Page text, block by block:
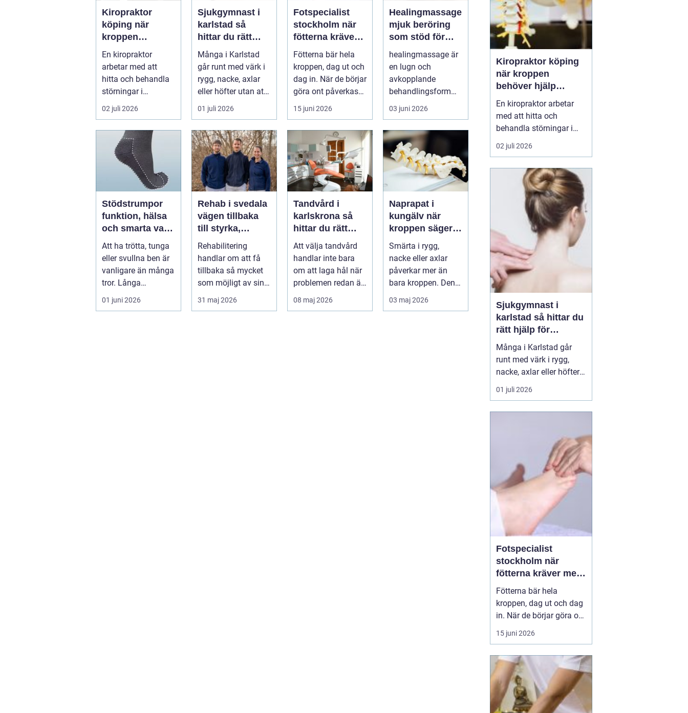
Kiropraktor
köping när
kroppen
behöver hjälp
tillbaka
En kiropraktor
arbetar med att
hitta och behandla
störningar i
kroppens leder,
muskler och
nervsyste...
02 juli 2026
Sjukgymnast i
karlstad så
hittar du rätt
hjälp för
kroppen
Många i Karlstad
går runt med värk i
rygg, nacke, axlar
eller höfter utan att
söka hjälp. Andra
har ...
01 juli 2026
Fotspecialist
stockholm när
fötterna kräver
mer än vanliga
sulor
Fötterna bär hela
kroppen, dag ut och
dag in. När de börjar
göra ont påverkas
mer än bara stegen
sö...
15 juni 2026
Healingmassage
mjuk beröring
som stöd för
kropp och själ
healingmassage är
en lugn och
avkopplande
behandlingsform
som förenar
klassisk massage
med energibas...
03 juni 2026
Stödstrumpor
funktion, hälsa
och smarta val i
vardagen
Att ha trötta, tunga
eller svullna ben är
vanligare än många
tror. Långa
arbetsdagar på
hårda golv, ...
01 juni 2026
Rehab i svedala
vägen tillbaka
till styrka,
balans och
vardag
Rehabilitering
handlar om att få
tillbaka så mycket
som möjligt av sin
funktion, energi och
trygghet...
31 maj 2026
Tandvård i
karlskrona så
hittar du rätt
klinik för
långsiktig
munhälsa
Att välja tandvård
handlar inte bara
om att laga hål när
problemen redan är
ett faktum. Det
handlar ...
08 maj 2026
Naprapat i
kungälv när
kroppen säger
ifrån
Smärta i rygg,
nacke eller axlar
påverkar mer än
bara kroppen. Den
tar energi,
koncentration och
03 maj 2026
Kiropraktor köping
när kroppen
behöver hjälp
tillbaka
En kiropraktor arbetar
med att hitta och
behandla störningar i
kroppens leder, muskler
och nervsystem. Målet
smärta, bättre rörlighet
och en vardag som
fungerar igen.
Kiropraktik passar
många som kämpar
med återkommande
ryggont...
02 juli 2026
Sjukgymnast i
karlstad så hittar du
rätt hjälp för
kroppen
Många i Karlstad går
runt med värk i rygg,
nacke, axlar eller höfter
utan att söka hjälp.
Andra har råkat ut för en
släppa. En legitimerad
sjukgymnast kan då
göra stor skillnad.
Genom n...
01 juli 2026
Fotspecialist
stockholm när
fötterna kräver mer
än vanliga sulor
Fötterna bär hela
kroppen, dag ut och dag
in. När de börjar göra ont
påverkas mer än bara
stegen sömn, träning,
lidande. Många försöker
länge med egenvård,
inlägg från sportbutiken
eller vila, men
15 juni 2026